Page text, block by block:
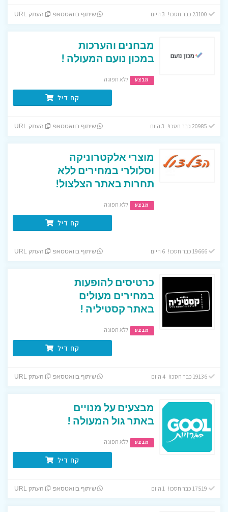
שיתוף בוואטסאפ העתק URL
מבחנים והערכות
במכון נועם המעולה !
מבצע ללא תפוגה
קח דיל
שיתוף בוואטסאפ העתק URL
מוצרי אלקטרוניקה
וסלולרי במחירים ללא
תחרות באתר הצלצול!
מבצע ללא תפוגה
קח דיל
19666 כבר חסכו! 6 היום שיתוף בוואטסאפ העתק URL
כרטיסים להופעות
במחירים מעולים
באתר קסטיליה !
מבצע ללא תפוגה
קח דיל
19136 כבר חסכו! 4 היום שיתוף בוואטסאפ העתק URL
מבצעים על מנויים
באתר גול המעולה !
מבצע ללא תפוגה
קח דיל
שיתוף בוואטסאפ העתק URL